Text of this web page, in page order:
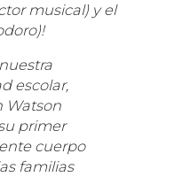
musical) y el
escolar,
Watson
primer
cuerpo
familias